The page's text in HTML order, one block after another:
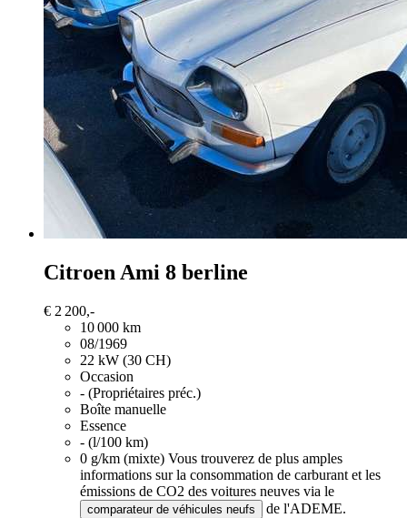
Citroen Ami 8 berline
€ 2 200,-
10 000 km
08/1969
22 kW (30 CH)
Occasion
- (Propriétaires préc.)
Boîte manuelle
Essence
- (l/100 km)
0 g/km (mixte) Vous trouverez de plus amples
informations sur la consommation de carburant et les
émissions de CO2 des voitures neuves via le
comparateur de véhicules neufs
de l'ADEME.